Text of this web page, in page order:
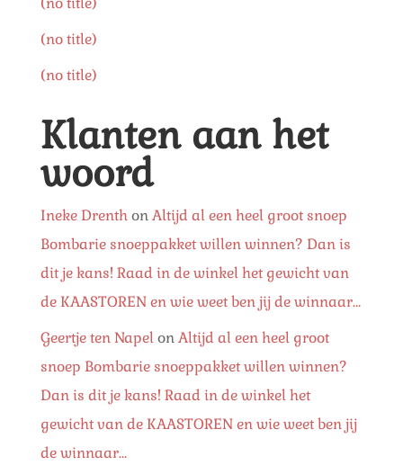
(no title)
(no title)
Klanten aan het
woord
Ineke DrenthonAltijd al een heel groot snoep
Bombarie snoeppakket willen winnen? Dan is
dit je kans! Raad in de winkel het gewicht van
de KAASTOREN en wie weet ben jij de winnaar…
Geertje ten NapelonAltijd al een heel groot
snoep Bombarie snoeppakket willen winnen?
Dan is dit je kans! Raad in de winkel het
gewicht van de KAASTOREN en wie weet ben jij
de winnaar…